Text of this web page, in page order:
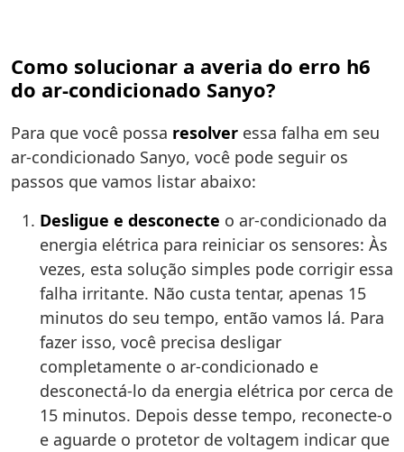
Como solucionar a averia do erro h6
do ar-condicionado Sanyo?
Para que você possa resolver essa falha em seu
ar-condicionado Sanyo, você pode seguir os
passos que vamos listar abaixo:
Desligue e desconecte o ar-condicionado da
energia elétrica para reiniciar os sensores: Às
vezes, esta solução simples pode corrigir essa
falha irritante. Não custa tentar, apenas 15
minutos do seu tempo, então vamos lá. Para
fazer isso, você precisa desligar
completamente o ar-condicionado e
desconectá-lo da energia elétrica por cerca de
15 minutos. Depois desse tempo, reconecte-o
e aguarde o protetor de voltagem indicar que